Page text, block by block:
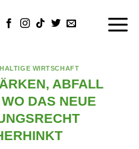
WIRTSCHAFT
ABFALL
DAS NEUE